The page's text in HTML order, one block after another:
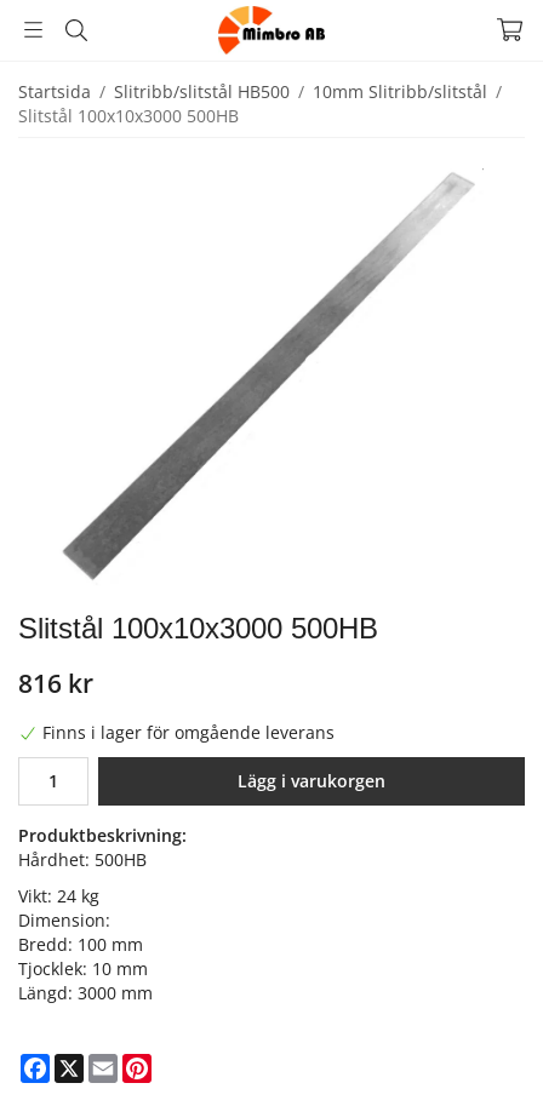
Startsida / Slitribb/slitstål HB500 / 10mm Slitribb/slitstål /
Slitstål 100x10x3000 500HB
Slitstål 100x10x3000 500HB
816 kr
Finns i lager för omgående leverans
Lägg i varukorgen
Produktbeskrivning:
Hårdhet: 500HB
Vikt: 24 kg
Dimension:
Bredd: 100 mm
Tjocklek: 10 mm
Längd: 3000 mm
Facebook
X Email